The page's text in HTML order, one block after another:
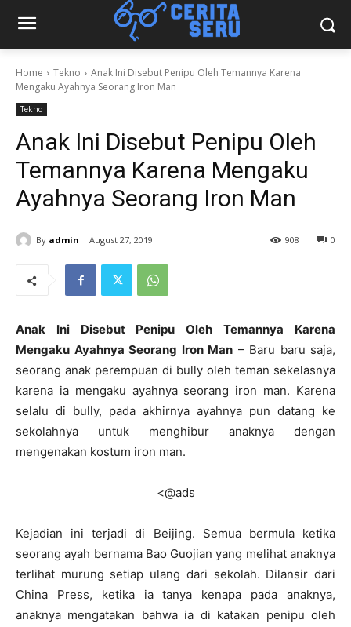
Home Tekno
Anak Ini Disebut Penipu Oleh Temannya Karena
Mengaku Ayahnya Seorang Iron Man
Tekno
Anak Ini Disebut Penipu Oleh
Temannya Karena Mengaku
Ayahnya Seorang Iron Man
By admin August 27, 2019 0
908
Anak Ini Disebut Penipu Oleh Temannya Karena
Mengaku Ayahnya Seorang Iron Man – Baru baru saja,
seorang anak perempuan di bully oleh teman sekelasnya
karena ia mengaku ayahnya seorang iron man. Karena
selalu di bully, pada akhirnya ayahnya pun datang ke
sekolahnya untuk menghibur anaknya dengan
mengenakan kostum iron man.
<@ads
Kejadian ini terjadi di Beijing. Semua bermula ketika
seorang ayah bernama Bao Guojian yang melihat anaknya
terlihat murung setiap ulang dari sekolah. Dilansir dari
China Press, ketika ia tanya kenapa pada anaknya,
anaknya mengatakan bahwa ia di katakan penipu oleh